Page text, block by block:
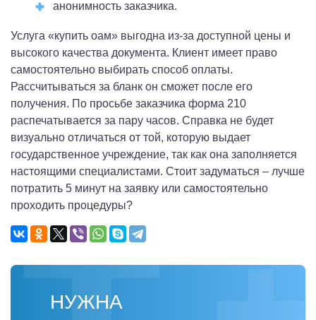
анонимность заказчика.
Услуга «купить оам» выгодна из-за доступной цены и
высокого качества документа. Клиент имеет право
самостоятельно выбирать способ оплаты.
Рассчитываться за бланк он сможет после его
получения. По просьбе заказчика форма 210
распечатывается за пару часов. Справка не будет
визуально отличаться от той, которую выдает
государственное учреждение, так как она заполняется
настоящими специалистами. Стоит задуматься – лучше
потратить 5 минут на заявку или самостоятельно
проходить процедуры?
НУЖНА